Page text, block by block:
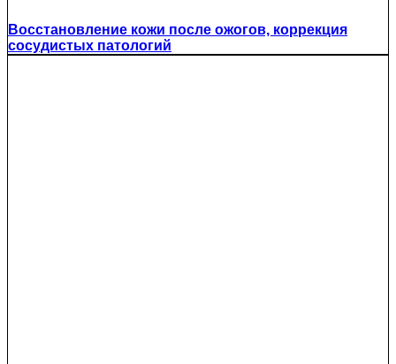
Восстановление кожи после ожогов, коррекция
сосудистых патологий